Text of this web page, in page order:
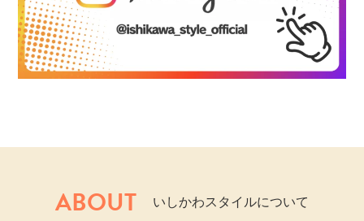
ABOUT いしかわスタイルについて